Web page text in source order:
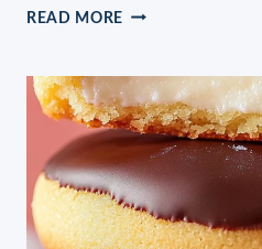
READ MORE FRIKADELLEN
SAHNE
SAUCE